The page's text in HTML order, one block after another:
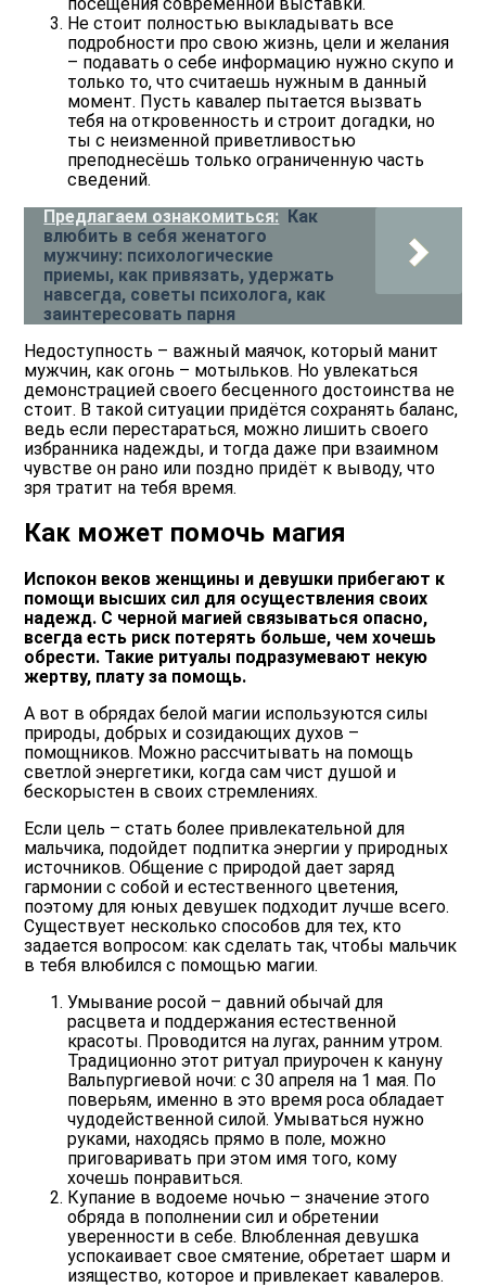
Не стоит полностью выкладывать все
подробности про свою жизнь, цели и желания
– подавать о себе информацию нужно скупо и
только то, что считаешь нужным в данный
момент. Пусть кавалер пытается вызвать
тебя на откровенность и строит догадки, но
ты с неизменной приветливостью
преподнесёшь только ограниченную часть
сведений.
Предлагаем ознакомиться: Как
влюбить в себя женатого
мужчину: психологические
приемы, как привязать, удержать
навсегда, советы психолога, как
заинтересовать парня
Недоступность – важный маячок, который манит
мужчин, как огонь – мотыльков. Но увлекаться
демонстрацией своего бесценного достоинства не
стоит. В такой ситуации придётся сохранять баланс,
ведь если перестараться, можно лишить своего
избранника надежды, и тогда даже при взаимном
чувстве он рано или поздно придёт к выводу, что
зря тратит на тебя время.
Как может помочь магия
Испокон веков женщины и девушки прибегают к
помощи высших сил для осуществления своих
надежд. С черной магией связываться опасно,
всегда есть риск потерять больше, чем хочешь
обрести. Такие ритуалы подразумевают некую
жертву, плату за помощь.
А вот в обрядах белой магии используются силы
природы, добрых и созидающих духов –
помощников. Можно рассчитывать на помощь
светлой энергетики, когда сам чист душой и
бескорыстен в своих стремлениях.
Если цель – стать более привлекательной для
мальчика, подойдет подпитка энергии у природных
источников. Общение с природой дает заряд
гармонии с собой и естественного цветения,
поэтому для юных девушек подходит лучше всего.
Существует несколько способов для тех, кто
задается вопросом: как сделать так, чтобы мальчик
в тебя влюбился с помощью магии.
Умывание росой – давний обычай для
расцвета и поддержания естественной
красоты. Проводится на лугах, ранним утром.
Традиционно этот ритуал приурочен к кануну
Вальпургиевой ночи: с 30 апреля на 1 мая. По
поверьям, именно в это время роса обладает
чудодейственной силой. Умываться нужно
руками, находясь прямо в поле, можно
приговаривать при этом имя того, кому
хочешь понравиться.
Купание в водоеме ночью – значение этого
обряда в пополнении сил и обретении
уверенности в себе. Влюбленная девушка
успокаивает свое смятение, обретает шарм и
изящество, которое и привлекает кавалеров.